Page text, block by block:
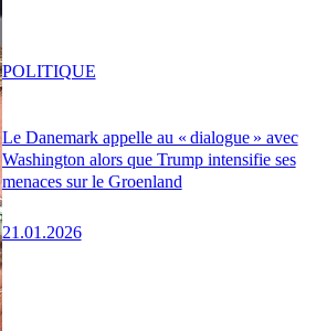
Le Danemark appelle au « dialogue » avec
Washington alors que Trump intensifie ses
menaces sur le Groenland
21.01.2026
POLITIQUE